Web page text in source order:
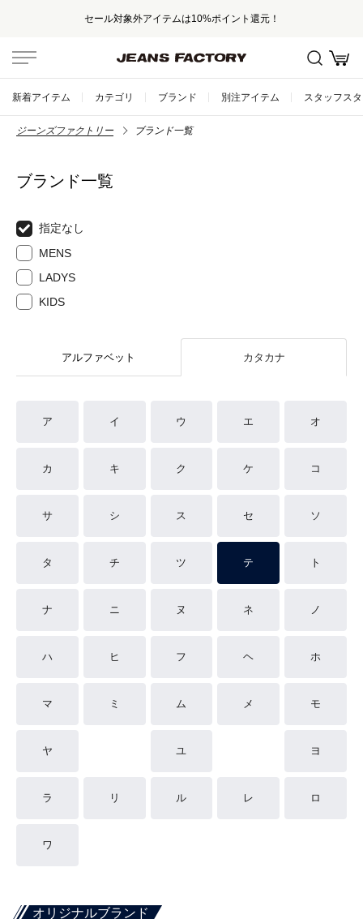
セール対象外アイテムは10%ポイント還元！
新着アイテム カテゴリ ブランド 別注アイテム スタッフス
ジーンズファクトリー ブランド一覧
ブランド一覧
指定なし
MENS
LADYS
KIDS
アルファベット カタカナ
ア イ ウ エ オ
カ キ ク ケ コ
サ シ ス セ ソ
タ チ ツ テ ト
ナ ニ ヌ ネ ノ
ハ ヒ フ ヘ ホ
マ ミ ム メ モ
ヤ ユ ヨ
ラ リ ル レ ロ
ワ
オリジナルブランド